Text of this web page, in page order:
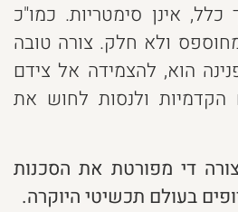
כלל, אינן סימטריות. כמו"כ
ולא חלק. צורה טובה
הוא, להצמידה אל צידם
הקדמיות ולנסות לחוש את
די מפורטת את הסכנות
בעולם תכשיטי היוקרה.